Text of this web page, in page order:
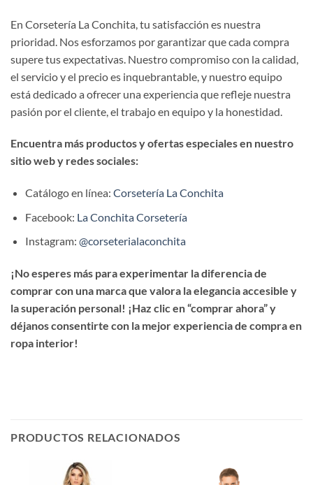
En Corsetería La Conchita, tu satisfacción es nuestra
prioridad. Nos esforzamos por garantizar que cada compra
supere tus expectativas. Nuestro compromiso con la calidad,
el servicio y el precio es inquebrantable, y nuestro equipo
está dedicado a ofrecer una experiencia que refleje nuestra
pasión por el cliente, el trabajo en equipo y la honestidad.
Encuentra más productos y ofertas especiales en nuestro
sitio web y redes sociales:
Catálogo en línea: Corsetería La Conchita
Facebook: La Conchita Corsetería
Instagram: @corseterialaconchita
¡No esperes más para experimentar la diferencia de
comprar con una marca que valora la elegancia accesible y
la superación personal! ¡Haz clic en “comprar ahora” y
déjanos consentirte con la mejor experiencia de compra en
ropa interior!
PRODUCTOS RELACIONADOS